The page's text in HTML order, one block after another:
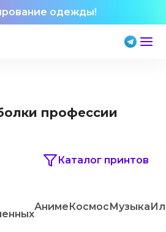
одежды!
профессии
Каталог принтов
АнимеКосмосМузыка